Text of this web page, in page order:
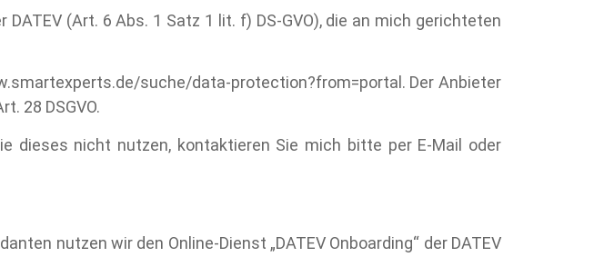
(Art. 6 Abs. 1 Satz 1 lit. f) DS-GVO), die an mich gerichteten
suche/data-protection?from=portal. Der Anbieter
28 DSGVO.
dieses nicht nutzen, kontaktieren Sie mich bitte per E-Mail oder
nutzen wir den Online‑Dienst „DATEV Onboarding“ der DATEV